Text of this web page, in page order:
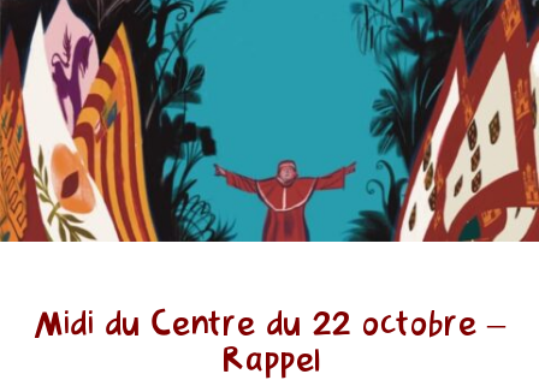
Midi du Centre du 22 octobre –
Rappel